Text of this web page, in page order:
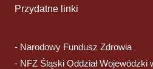
Przydatne linki
- Narodowy Fundusz Zdrowia
- NFZ Śląski Oddział Wojewódzki